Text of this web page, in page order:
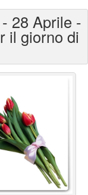
28 Aprile -
il giorno di